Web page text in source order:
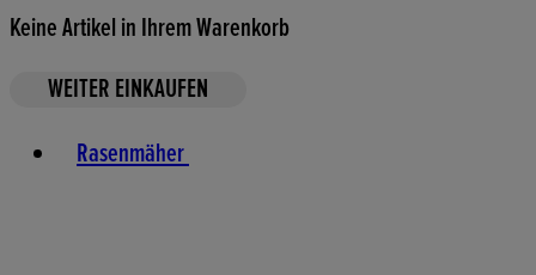
Keine Artikel in Ihrem Warenkorb
WEITER EINKAUFEN
Rasenmäher